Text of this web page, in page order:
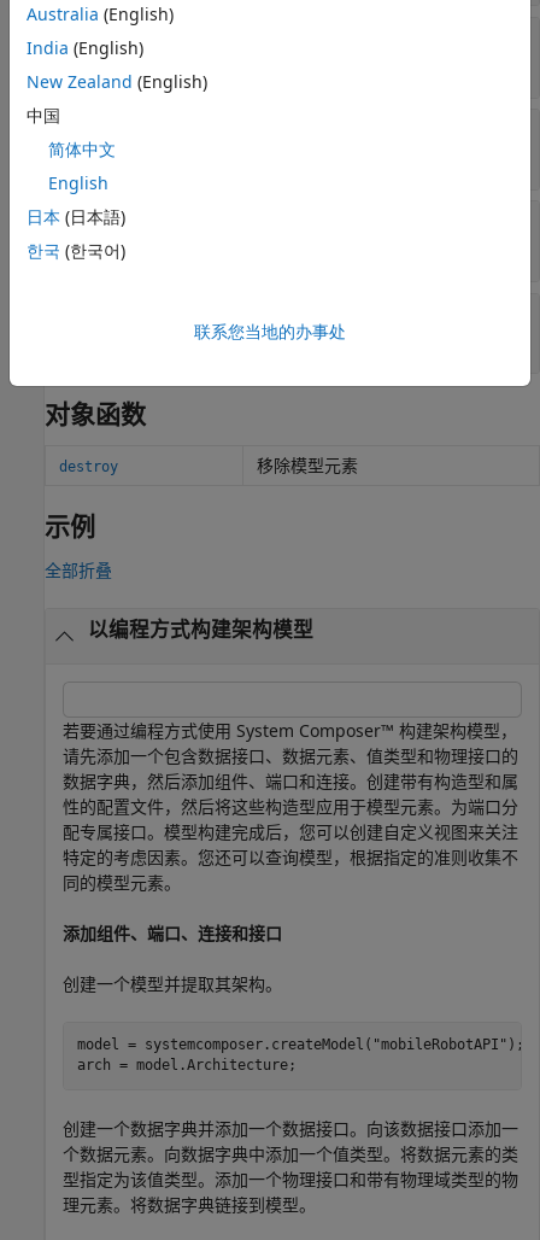
Model—
模型对象
字符向量
ExternalUID
字符向量
对象函数
destroy 移除模型元素
示例
全部折叠
以编程方式构建架构模型
若要通过编程方式使用 System Composer™ 构建架构模型，
请先添加一个包含数据接口、数据元素、值类型和物理接口的
数据字典，然后添加组件、端口和连接。创建带有构造型和属
性的配置文件，然后将这些构造型应用于模型元素。为端口分
配专属接口。模型构建完成后，您可以创建自定义视图来关注
特定的考虑因素。您还可以查询模型，根据指定的准则收集不
同的模型元素。
添加组件、端口、连接和接口
创建一个模型并提取其架构。
model = systemcomposer.createModel( "mobileRobotAPI" );
arch = model.Architecture;
创建一个数据字典并添加一个数据接口。向该数据接口添加一
个数据元素。向数据字典中添加一个值类型。将数据元素的类
型指定为该值类型。添加一个物理接口和带有物理域类型的物
理元素。将数据字典链接到模型。
Australia (English)
India (English)
New Zealand (English)
中国
简体中文
English
日本 (日本語)
한국 (한국어)
联系您当地的办事处